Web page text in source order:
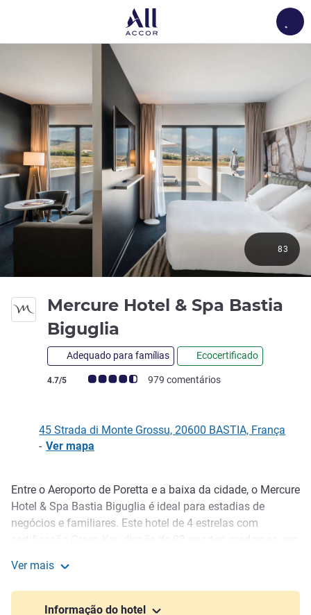
Mercure Hotel & Spa Bastia
Biguglia
Adequado para famílias Ecocertificado
Nota clientes Avis (Classificação ALL)
4.7/5 979 comentários
83
45 Strada di Monte Grossu, 20600 BASTIA, França
- Ver mapa
Descrição
Entre o Aeroporto de Poretta e a baixa da cidade, o Mercure
Hotel & Spa Bastia Biguglia é ideal para estadias de
negócios e familiares. Este hotel de 4 estrelas com
espaçosas, um Spa com piscina coberta e estacionamento
seguro. A nossa equipa assegura conforto, relaxamento e
uma receção calorosa perto das praias, aldeias e atrações
Ver mais
Informação do hotel